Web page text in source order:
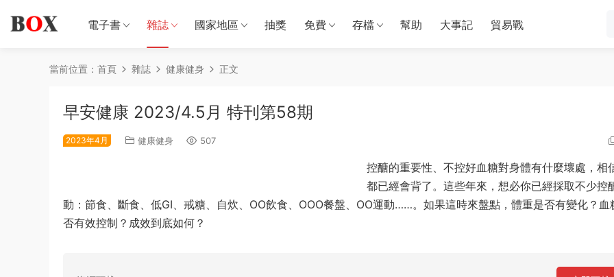
電子書 雜誌 國家地區 抽獎 免費 存檔 幫助 大事記 貿易戰
當前位置： 首頁 雜誌 健康健身 正文
早安健康 2023/4.5月 特刊第58期
2023年4月 健康健身 507
控醣的重要性、不控好血糖對身體有什麼壞處，相
都已經會背了。這些年來，想必你已經採取不少控
動：節食、斷食、低GI、戒糖、自炊、OO飲食、OOO餐盤、OO運動……。如果這時來盤點，體重是否有變化？血
否有效控制？成效到底如何？